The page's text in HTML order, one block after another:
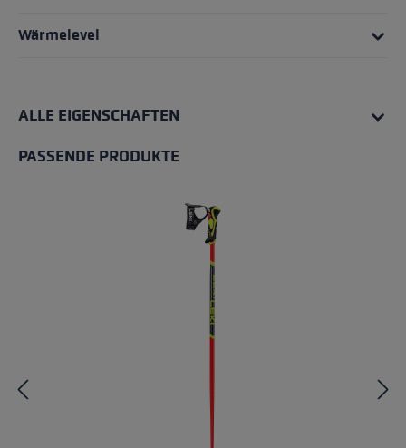
Wärmelevel
ALLE EIGENSCHAFTEN
PASSENDE PRODUKTE